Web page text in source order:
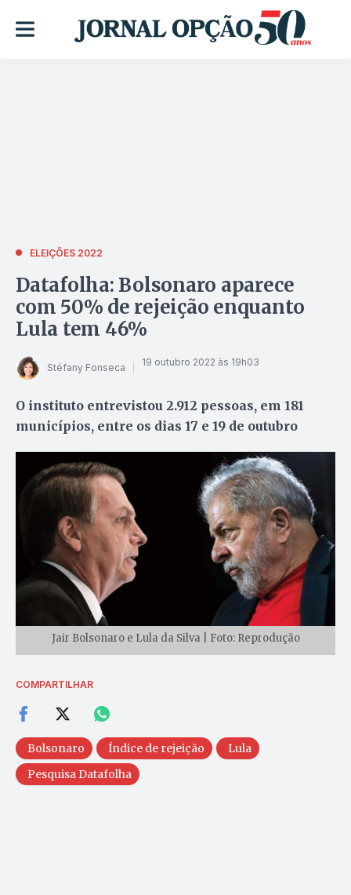
ELEIÇÕES 2022
Datafolha: Bolsonaro aparece
com 50% de rejeição enquanto
Lula tem 46%
Stéfany Fonseca 19 outubro 2022 às 19h03
O instituto entrevistou 2.912 pessoas, em 181
municípios, entre os dias 17 e 19 de outubro
Jair Bolsonaro e Lula da Silva | Foto: Reprodução
COMPARTILHAR
Bolsonaro Índice de rejeição
Lula
Pesquisa Datafolha